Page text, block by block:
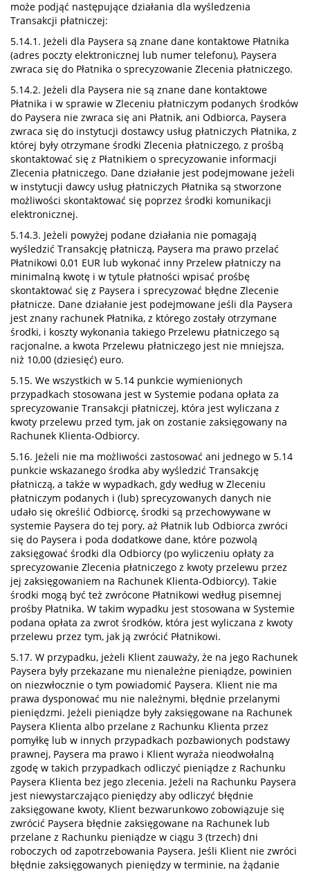
może podjąć następujące działania dla wyśledzenia
Transakcji płatniczej:
5.14.1. Jeżeli dla Paysera są znane dane kontaktowe Płatnika
(adres poczty elektronicznej lub numer telefonu), Paysera
zwraca się do Płatnika o sprecyzowanie Zlecenia płatniczego.
5.14.2. Jeżeli dla Paysera nie są znane dane kontaktowe
Płatnika i w sprawie w Zleceniu płatniczym podanych środków
do Paysera nie zwraca się ani Płatnik, ani Odbiorca, Paysera
zwraca się do instytucji dostawcy usług płatniczych Płatnika, z
której były otrzymane środki Zlecenia płatniczego, z prośbą
skontaktować się z Płatnikiem o sprecyzowanie informacji
Zlecenia płatniczego. Dane działanie jest podejmowane jeżeli
w instytucji dawcy usług płatniczych Płatnika są stworzone
możliwości skontaktować się poprzez środki komunikacji
elektronicznej.
5.14.3. Jeżeli powyżej podane działania nie pomagają
wyśledzić Transakcję płatniczą, Paysera ma prawo przelać
Płatnikowi 0,01 EUR lub wykonać inny Przelew płatniczy na
minimalną kwotę i w tytule płatności wpisać prośbę
skontaktować się z Paysera i sprecyzować błędne Zlecenie
płatnicze. Dane działanie jest podejmowane jeśli dla Paysera
jest znany rachunek Płatnika, z którego zostały otrzymane
środki, i koszty wykonania takiego Przelewu płatniczego są
racjonalne, a kwota Przelewu płatniczego jest nie mniejsza,
niż 10,00 (dziesięć) euro.
5.15. We wszystkich w 5.14 punkcie wymienionych
przypadkach stosowana jest w Systemie podana opłata za
sprecyzowanie Transakcji płatniczej, która jest wyliczana z
kwoty przelewu przed tym, jak on zostanie zaksięgowany na
Rachunek Klienta-Odbiorcy.
5.16. Jeżeli nie ma możliwości zastosować ani jednego w 5.14
punkcie wskazanego środka aby wyśledzić Transakcję
płatniczą, a także w wypadkach, gdy według w Zleceniu
płatniczym podanych i (lub) sprecyzowanych danych nie
udało się określić Odbiorcę, środki są przechowywane w
systemie Paysera do tej pory, aż Płatnik lub Odbiorca zwróci
się do Paysera i poda dodatkowe dane, które pozwolą
zaksięgować środki dla Odbiorcy (po wyliczeniu opłaty za
sprecyzowanie Zlecenia płatniczego z kwoty przelewu przez
jej zaksięgowaniem na Rachunek Klienta-Odbiorcy). Takie
środki mogą być też zwrócone Płatnikowi według pisemnej
prośby Płatnika. W takim wypadku jest stosowana w Systemie
podana opłata za zwrot środków, która jest wyliczana z kwoty
przelewu przez tym, jak ją zwrócić Płatnikowi.
5.17. W przypadku, jeżeli Klient zauważy, że na jego Rachunek
Paysera były przekazane mu nienależne pieniądze, powinien
on niezwłocznie o tym powiadomić Paysera. Klient nie ma
prawa dysponować mu nie należnymi, błędnie przelanymi
pieniędzmi. Jeżeli pieniądze były zaksięgowane na Rachunek
Paysera Klienta albo przelane z Rachunku Klienta przez
pomyłkę lub w innych przypadkach pozbawionych podstawy
prawnej, Paysera ma prawo i Klient wyraża nieodwołalną
zgodę w takich przypadkach odliczyć pieniądze z Rachunku
Paysera Klienta bez jego zlecenia. Jeżeli na Rachunku Paysera
jest niewystarczająco pieniędzy aby odliczyć błędnie
zaksięgowane kwoty, Klient bezwarunkowo zobowiązuje się
zwrócić Paysera błędnie zaksięgowane na Rachunek lub
przelane z Rachunku pieniądze w ciągu 3 (trzech) dni
roboczych od zapotrzebowania Paysera. Jeśli Klient nie zwróci
błędnie zaksięgowanych pieniędzy w terminie, na żądanie